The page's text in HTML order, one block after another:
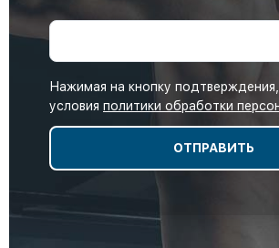
Нажимая на кнопку
условия политики обработки